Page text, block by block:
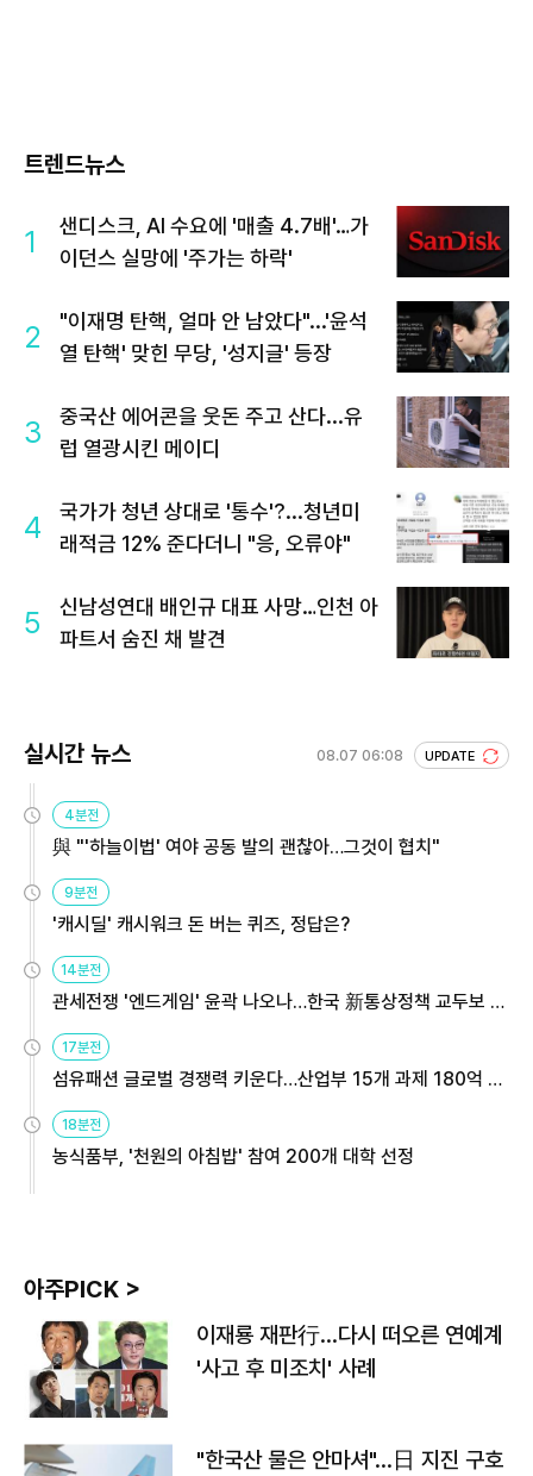
트렌드뉴스
1
샌디스크, AI 수요에 '매출 4.7배'…가
이던스 실망에 '주가는 하락'
2
"이재명 탄핵, 얼마 안 남았다"...'윤석
열 탄핵' 맞힌 무당, '성지글' 등장
3
중국산 에어콘을 웃돈 주고 산다...유
럽 열광시킨 메이디
4
국가가 청년 상대로 '통수'?...청년미
래적금 12% 준다더니 "응, 오류야"
5
신남성연대 배인규 대표 사망…인천 아
파트서 숨진 채 발견
실시간 뉴스 08.07 06:08 UPDATE
4분전
與 "'하늘이법' 여야 공동 발의 괜찮아…그것이 협치"
9분전
'캐시딜' 캐시워크 돈 버는 퀴즈, 정답은?
14분전
관세전쟁 '엔드게임' 윤곽 나오나…한국 新통상정책 교두보 활
용해야
17분전
섬유패션 글로벌 경쟁력 키운다…산업부 15개 과제 180억 지
원
18분전
농식품부, '천원의 아침밥' 참여 200개 대학 선정
아주PICK >
이재룡 재판行…다시 떠오른 연예계
'사고 후 미조치' 사례
"한국산 물은 안마셔"…日 지진 구호